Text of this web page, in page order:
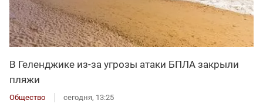
В Геленджике из-за угрозы атаки БПЛА закрыли
пляжи
Общество сегодня, 13:25